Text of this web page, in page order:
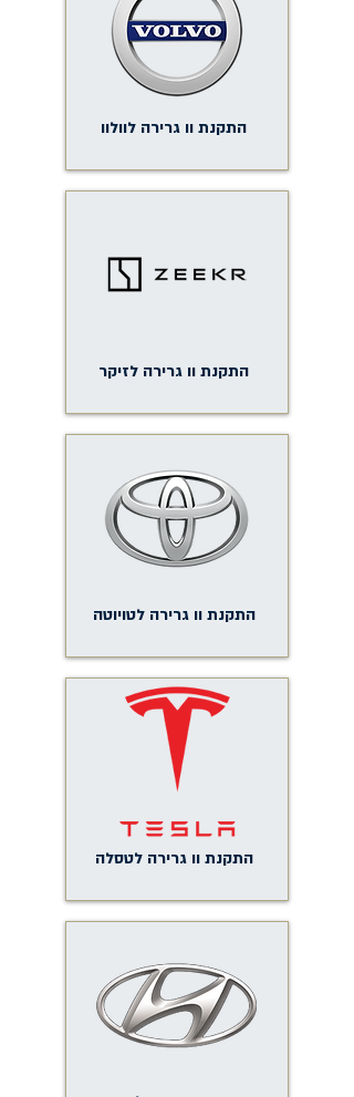
התקנת וו גרירה לוולוו
התקנת וו גרירה לזיקר
התקנת וו גרירה לטויוטה
התקנת וו גרירה לטסלה